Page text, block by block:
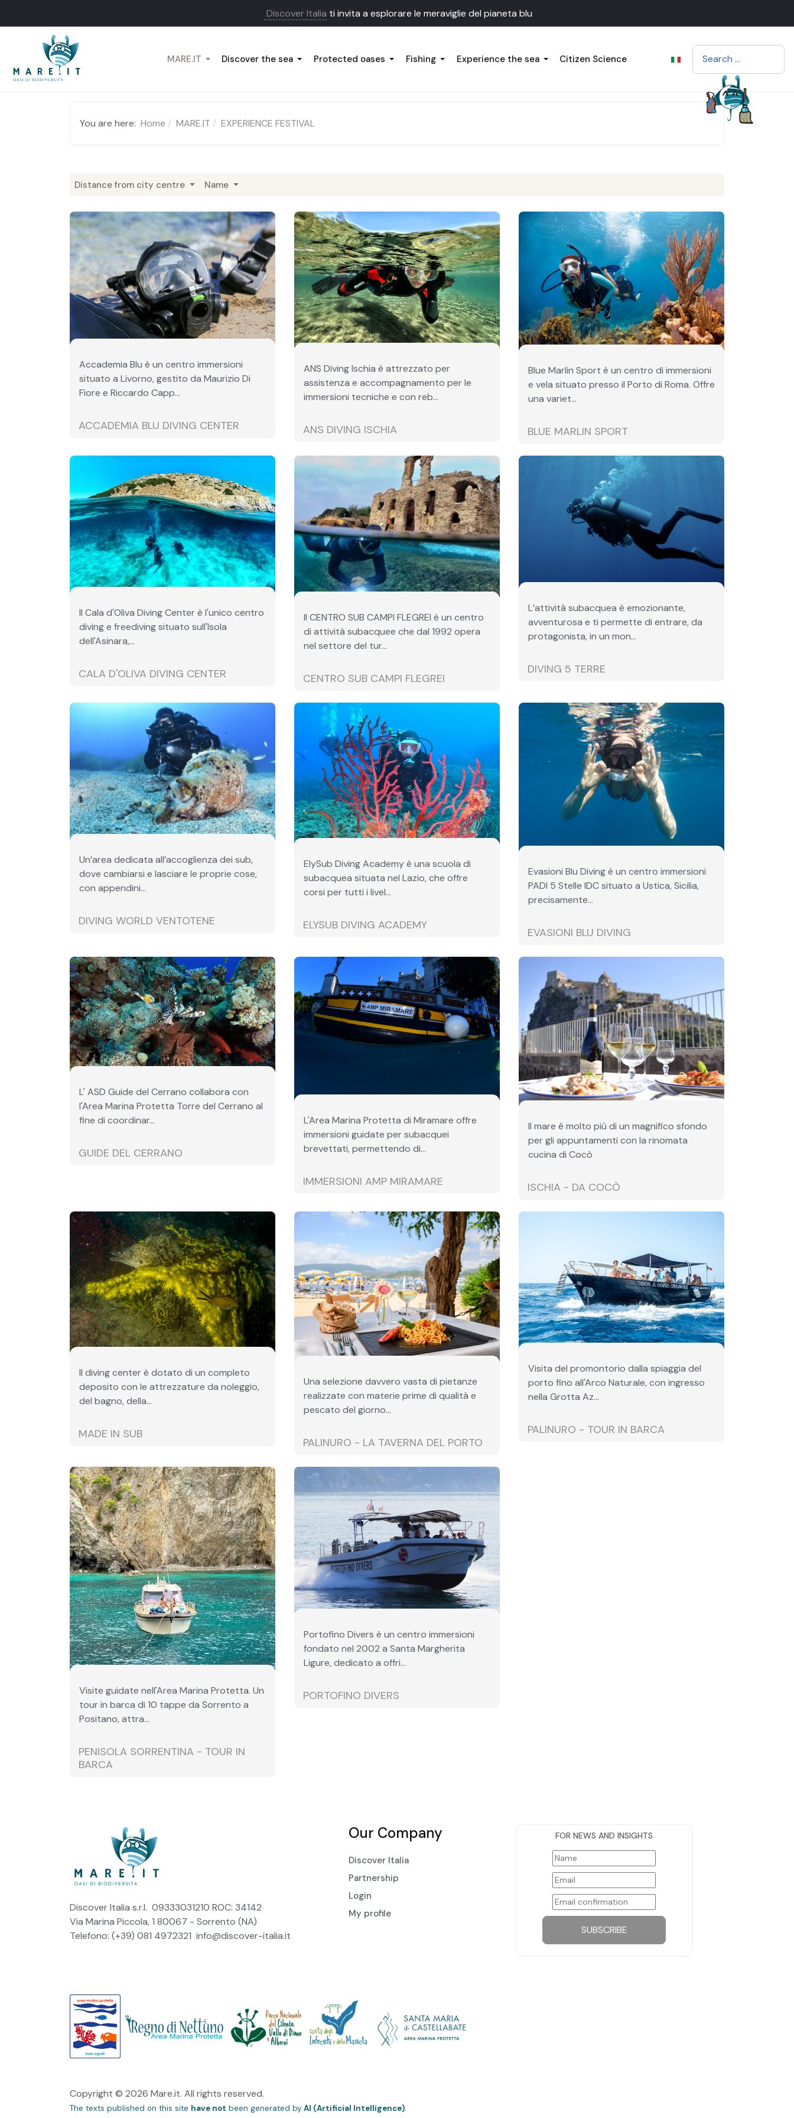
Discover Italia ti invita a esplorare le meraviglie del pianeta blu
MARE.IT Discover the sea Protected oases Fishing Experience the sea Citizen Science
Search
You are here: Home MARE.IT EXPERIENCE FESTIVAL
Distance from city centre Name
Accademia Blu è un centro immersioni
situato a Livorno, gestito da Maurizio Di
Fiore e Riccardo Capp...
ACCADEMIA BLU DIVING CENTER
ANS Diving Ischia è attrezzato per
assistenza e accompagnamento per le
immersioni tecniche e con reb...
ANS DIVING ISCHIA
Blue Marlin Sport è un centro di immersioni
e vela situato presso il Porto di Roma. Offre
una variet...
BLUE MARLIN SPORT
Il Cala d'Oliva Diving Center è l'unico centro
diving e freediving situato sull'Isola
dell'Asinara,...
CALA D'OLIVA DIVING CENTER
Il CENTRO SUB CAMPI FLEGREI è un centro
di attività subacquee che dal 1992 opera
nel settore del tur...
CENTRO SUB CAMPI FLEGREI
L’attività subacquea è emozionante,
avventurosa e ti permette di entrare, da
protagonista, in un mon...
DIVING 5 TERRE
Un’area dedicata all’accoglienza dei sub,
dove cambiarsi e lasciare le proprie cose,
con appendini...
DIVING WORLD VENTOTENE
ElySub Diving Academy è una scuola di
subacquea situata nel Lazio, che offre
corsi per tutti i livel...
ELYSUB DIVING ACADEMY
Evasioni Blu Diving è un centro immersioni
PADI 5 Stelle IDC situato a Ustica, Sicilia,
precisamente...
EVASIONI BLU DIVING
L' ASD Guide del Cerrano collabora con
l'Area Marina Protetta Torre del Cerrano al
fine di coordinar...
GUIDE DEL CERRANO
L'Area Marina Protetta di Miramare offre
immersioni guidate per subacquei
brevettati, permettendo di...
IMMERSIONI AMP MIRAMARE
Il mare è molto più di un magnifico sfondo
per gli appuntamenti con la rinomata
cucina di Cocò
ISCHIA - DA COCÒ
Il diving center è dotato di un completo
deposito con le attrezzature da noleggio,
del bagno, della...
MADE IN SUB
Una selezione davvero vasta di pietanze
realizzate con materie prime di qualità e
pescato del giorno...
PALINURO - LA TAVERNA DEL PORTO
Visita del promontorio dalla spiaggia del
porto fino all'Arco Naturale, con ingresso
nella Grotta Az...
PALINURO - TOUR IN BARCA
Visite guidate nell'Area Marina Protetta. Un
tour in barca di 10 tappe da Sorrento a
Positano, attra...
PENISOLA SORRENTINA - TOUR IN
BARCA
Portofino Divers è un centro immersioni
fondato nel 2002 a Santa Margherita
Ligure, dedicato a offri...
PORTOFINO DIVERS
Discover Italia s.r.l. 09333031210 ROC: 34142
Via Marina Piccola, 1 80067 - Sorrento (NA)
Telefono: (+39) 081 4972321 info@discover-italia.it
Our Company
Discover Italia
Partnership
Login
My profile
FOR NEWS AND INSIGHTS
SUBSCRIBE
Copyright © 2026 Mare.it. All rights reserved.
The texts published on this site have not been generated by AI (Artificial Intelligence).